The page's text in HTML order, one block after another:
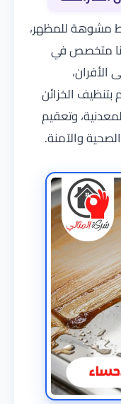
مشوهة للمظهر،
متخصص في
بتنظيف الخزائن
وتعقيم
والآمنة.